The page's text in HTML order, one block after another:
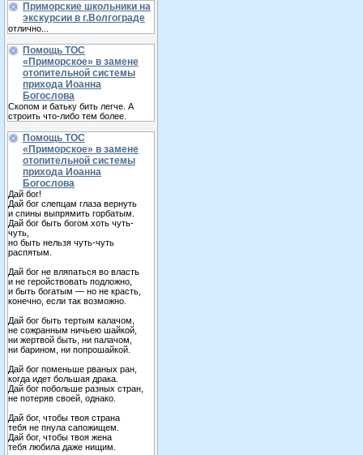
Приморские школьники на
экскурсии в г.Волгограде
отлично...
Помощь ТОС
«Приморское» в замене
отопительной системы
прихода Иоанна
Богослова
Скопом и батьку бить легче. А
строить что-либо тем более.
Помощь ТОС
«Приморское» в замене
отопительной системы
прихода Иоанна
Богослова
Дай бог!
Дай бог слепцам глаза вернуть
и спины выпрямить горбатым.
Дай бог быть богом хоть чуть-
чуть,
но быть нельзя чуть-чуть
распятым.
Дай бог не вляпаться во власть
и не геройствовать подложно,
и быть богатым — но не красть,
конечно, если так возможно.
Дай бог быть тертым калачом,
не сожранным ничьею шайкой,
ни жертвой быть, ни палачом,
ни барином, ни попрошайкой.
Дай бог поменьше рваных ран,
когда идет большая драка.
Дай бог побольше разных стран,
не потеряв своей, однако.
Дай бог, чтобы твоя страна
тебя не пнула сапожищем.
Дай бог, чтобы твоя жена
тебя любила даже нищим.